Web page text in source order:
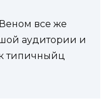
все же
аудитории и
типичныйц